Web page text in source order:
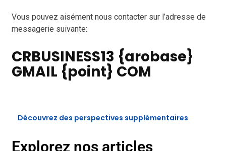
Vous pouvez aisément nous contacter sur l’adresse de
messagerie suivante:
CRBUSINESS13 {arobase}
GMAIL {point} COM
Découvrez des perspectives supplémentaires
Explorez nos articles